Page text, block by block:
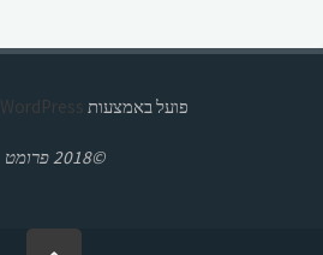
פועל באמצעות WordPress.
©2018 פרומט